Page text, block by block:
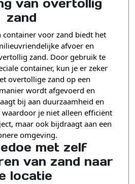
van overtollig
zand
container voor zand biedt het
afvoer en
zand. Door gebruik te
container, kun je er zeker
overtollige zand op een
wordt afgevoerd en
bij aan duurzaamheid en
je niet alleen efficiënt
maar ook bijdraagt aan een
omgeving.
met zelf
van zand naar
locatie